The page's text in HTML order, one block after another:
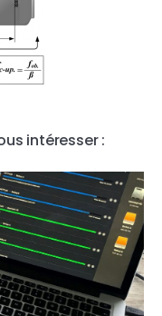
intéresser :